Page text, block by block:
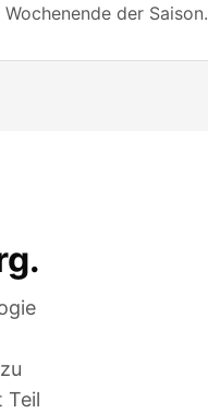
Wochenende der Saison.
Teil